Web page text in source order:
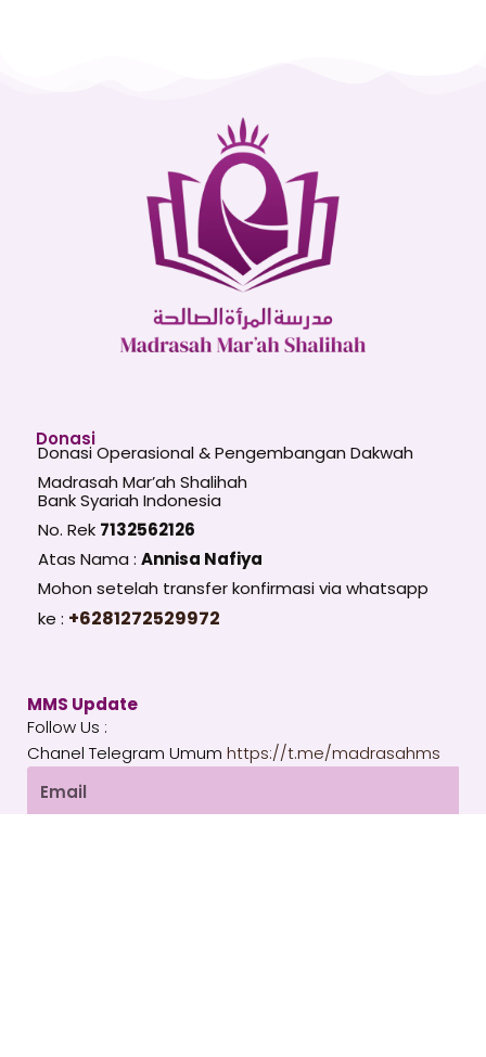
Donasi
Donasi Operasional & Pengembangan Dakwah
Madrasah Mar’ah Shalihah
Bank Syariah Indonesia
No. Rek 7132562126
Atas Nama : Annisa Nafiya
Mohon setelah transfer konfirmasi via whatsapp
ke : +6281272529972
MMS Update
Follow Us :
Chanel Telegram Umum https://t.me/madrasahms
Email